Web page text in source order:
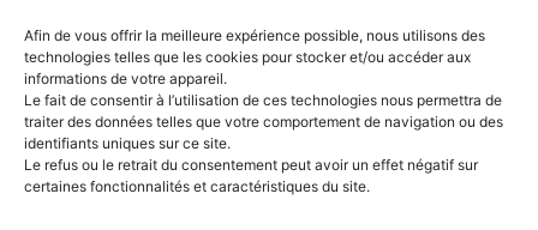
Afin de vous offrir la meilleure expérience possible, nous utilisons des
technologies telles que les cookies pour stocker et/ou accéder aux
informations de votre appareil.
Le fait de consentir à l’utilisation de ces technologies nous permettra de
traiter des données telles que votre comportement de navigation ou des
identifiants uniques sur ce site.
Le refus ou le retrait du consentement peut avoir un effet négatif sur
certaines fonctionnalités et caractéristiques du site.
IMMO-9 Namur |
Rue de l'Armée
Grouchy 1 |
5000 Namur